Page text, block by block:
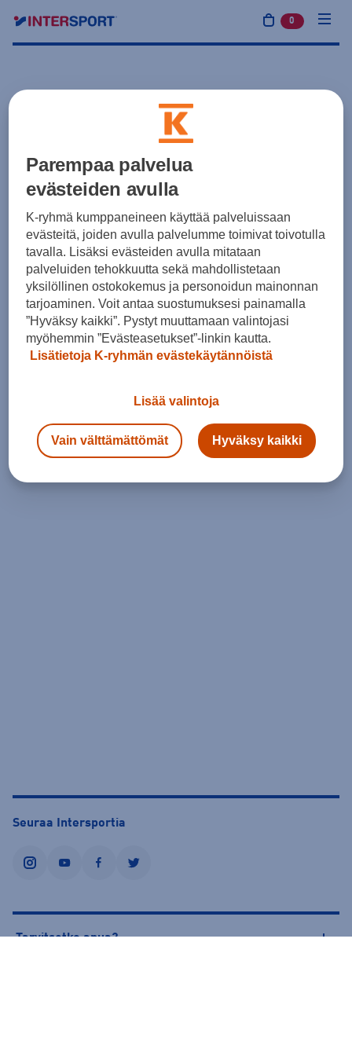
0 tuotetta
Seuraa Intersportia
instagramyoutubefacebooktwitter
Tarvitsetko apua?
Parempaa palvelua
evästeiden avulla
K-ryhmä kumppaneineen käyttää palveluissaan
evästeitä, joiden avulla palvelumme toimivat toivotulla
tavalla. Lisäksi evästeiden avulla mitataan
palveluiden tehokkuutta sekä mahdollistetaan
yksilöllinen ostokokemus ja personoidun mainonnan
tarjoaminen. Voit antaa suostumuksesi painamalla
”Hyväksy kaikki”. Pystyt muuttamaan valintojasi
myöhemmin ”Evästeasetukset”-linkin kautta.
Lisätietoja K-ryhmän evästekäytännöistä
Lisää valintoja
Vain välttämättömät Hyväksy kaikki